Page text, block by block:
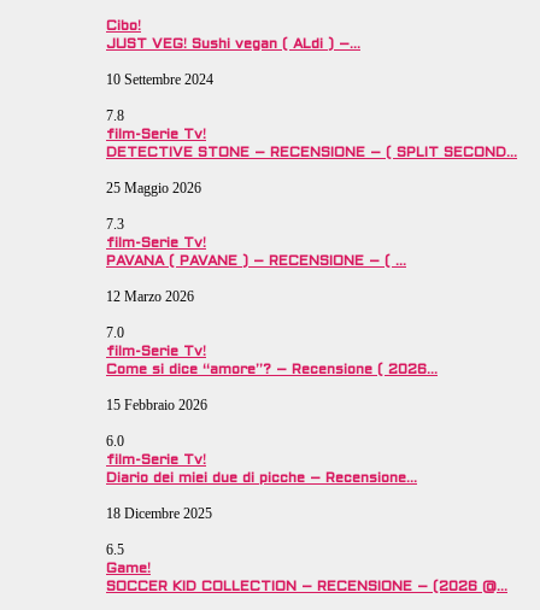
Cibo!
JUST VEG! Sushi vegan ( ALdi ) –…
10 Settembre 2024
7.8
film-Serie Tv!
DETECTIVE STONE – RECENSIONE – ( SPLIT SECOND…
25 Maggio 2026
7.3
film-Serie Tv!
PAVANA ( PAVANE ) – RECENSIONE – ( …
12 Marzo 2026
7.0
film-Serie Tv!
Come si dice “amore”? – Recensione ( 2026…
15 Febbraio 2026
6.0
film-Serie Tv!
Diario dei miei due di picche – Recensione…
18 Dicembre 2025
6.5
Game!
SOCCER KID COLLECTION – RECENSIONE – (2026 @…